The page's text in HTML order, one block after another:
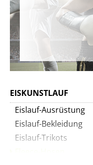
EISKUNSTLAUF
Eislauf-Ausrüstung
Eislauf-Bekleidung
Eislauf-Trikots